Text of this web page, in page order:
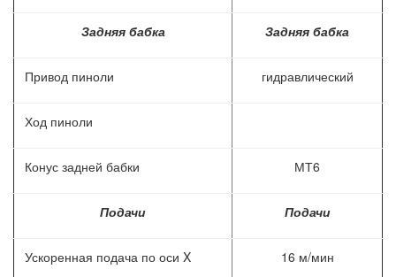
Задняя бабка Задняя бабка
Привод пиноли гидравлический
Ход пиноли
Конус задней бабки МТ6
Подачи Подачи
Ускоренная подача по оси X 16 м/мин